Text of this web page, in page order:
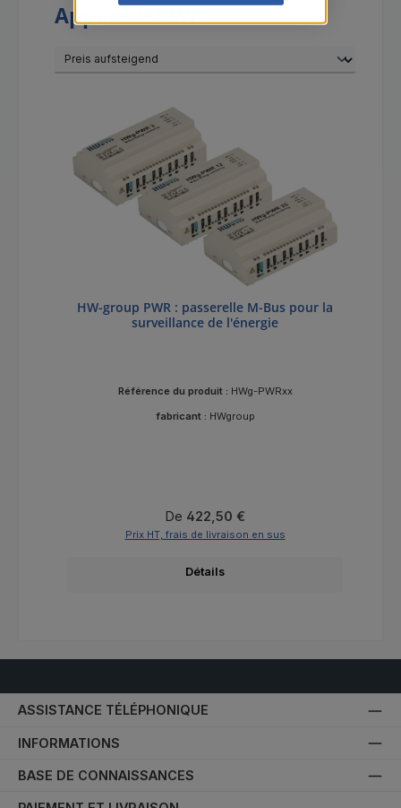
Appareils PWR
HW-group PWR : passerelle M-Bus pour la
surveillance de l'énergie
Référence du produit : HWg-PWRxx
fabricant : HWgroup
Prix régulier :
De 422,50 €
Prix HT, frais de livraison en sus
Détails
ASSISTANCE TÉLÉPHONIQUE
INFORMATIONS
BASE DE CONNAISSANCES